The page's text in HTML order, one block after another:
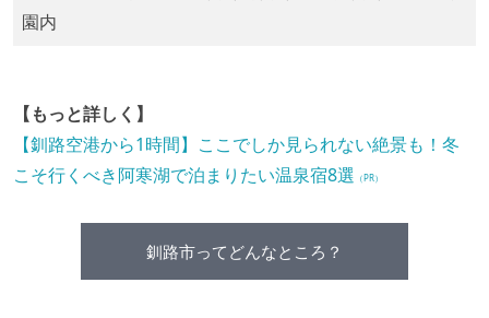
園内
【もっと詳しく】
【釧路空港から1時間】ここでしか見られない絶景も！冬
こそ行くべき阿寒湖で泊まりたい温泉宿8選 （PR）
釧路市ってどんなところ？